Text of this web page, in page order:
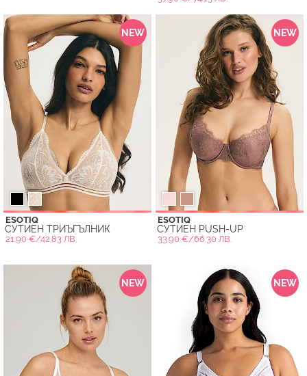
NEW
ESOTIQ
СУТИЕН ТРИЪГЪЛНИК
21.90 €/42.83 ЛВ.
NEW
ESOTIQ
СУТИЕН PUSH-UP
33.90 €/66.30 ЛВ.
NEW NEW